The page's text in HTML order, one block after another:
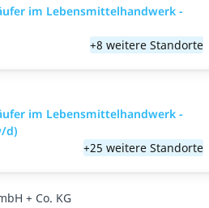
im Lebensmittelhandwerk -
+8 weitere Standorte
im Lebensmittelhandwerk -
d)
+25 weitere Standorte
+ Co. KG